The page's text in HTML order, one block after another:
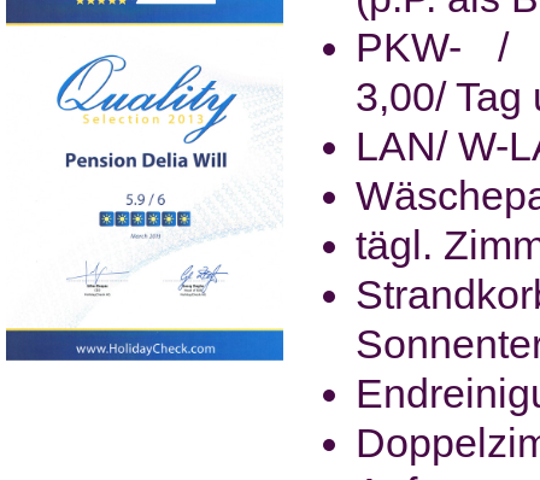
PKW- /
3,00/ Tag
LAN/ W-
tägl.